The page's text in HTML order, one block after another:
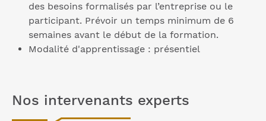
des besoins formalisés par l’entreprise ou le
participant. Prévoir un temps minimum de 6
semaines avant le début de la formation.
Modalité d'apprentissage : présentiel
Nos intervenants experts